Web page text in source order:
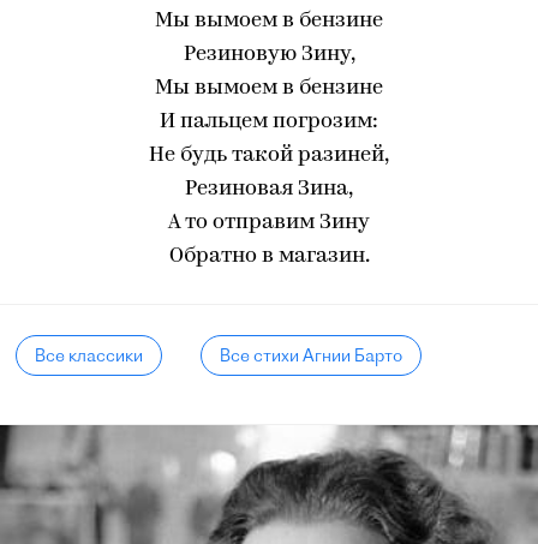
Мы вымоем в бензине
Резиновую Зину,
Мы вымоем в бензине
И пальцем погрозим:
Не будь такой разиней,
Резиновая Зина,
А то отправим Зину
Обратно в магазин.
Все классики Все стихи Агнии Барто